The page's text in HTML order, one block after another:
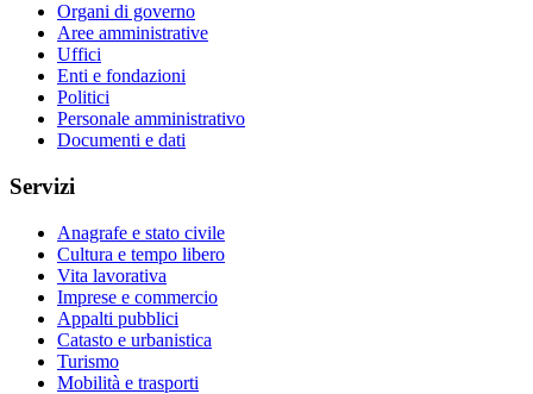
Organi di governo
Aree amministrative
Uffici
Enti e fondazioni
Politici
Personale amministrativo
Documenti e dati
Servizi
Anagrafe e stato civile
Cultura e tempo libero
Vita lavorativa
Imprese e commercio
Appalti pubblici
Catasto e urbanistica
Turismo
Mobilità e trasporti